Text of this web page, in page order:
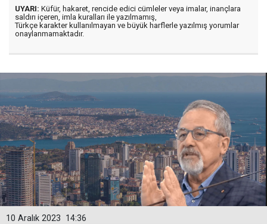
UYARI: Küfür, hakaret, rencide edici cümleler veya imalar, inançlara
saldırı içeren, imla kuralları ile yazılmamış,
Türkçe karakter kullanılmayan ve büyük harflerle yazılmış yorumlar
onaylanmamaktadır.
14:36
10 Aralık 2023